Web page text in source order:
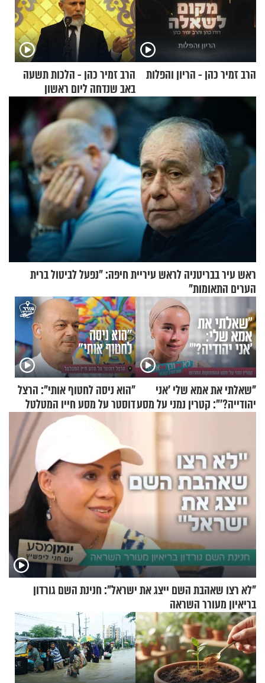
הרב זמיר כהן - הריון והפלות
הרב זמיר כהן - הלכות תשעה
באב שנדחה ליום ראשון
ראש עיר בבריטניה לראש עיריית חיפה: ״נפעל לביטול ברית
הערים התאומות״
"שאלתי את אמא שלי 'אני
יהודייה?'": קטרין נמני על מסע
"הוא ניסה לחטוף אותי": הרצל
דוסטר על מסע חייו המטלטל
"לא רצו שאהבת השם ייצג את ישראל": חנינת השם גורדון
בריאיון מעורר השראה